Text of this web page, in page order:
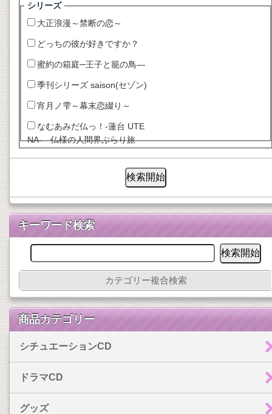
シリーズ
大正浪漫～禁断の恋～
どっちの彼が好きですか？
蜜約の箱庭─王子と籠の鳥―
季刊シリーズ saison(セゾン)
宵月ノ雫～幕末恋綴り～
なむあみだ仏っ！-蓮台 UTE
NA- 仏様の人間界ぶらり旅
キーワード検索
カテゴリー複合検索
商品カテゴリー
シチュエーションCD
ドラマCD
グッズ